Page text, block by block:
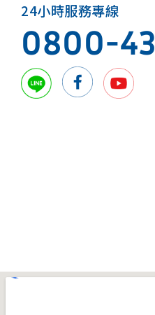
24小時服務專線
0800-